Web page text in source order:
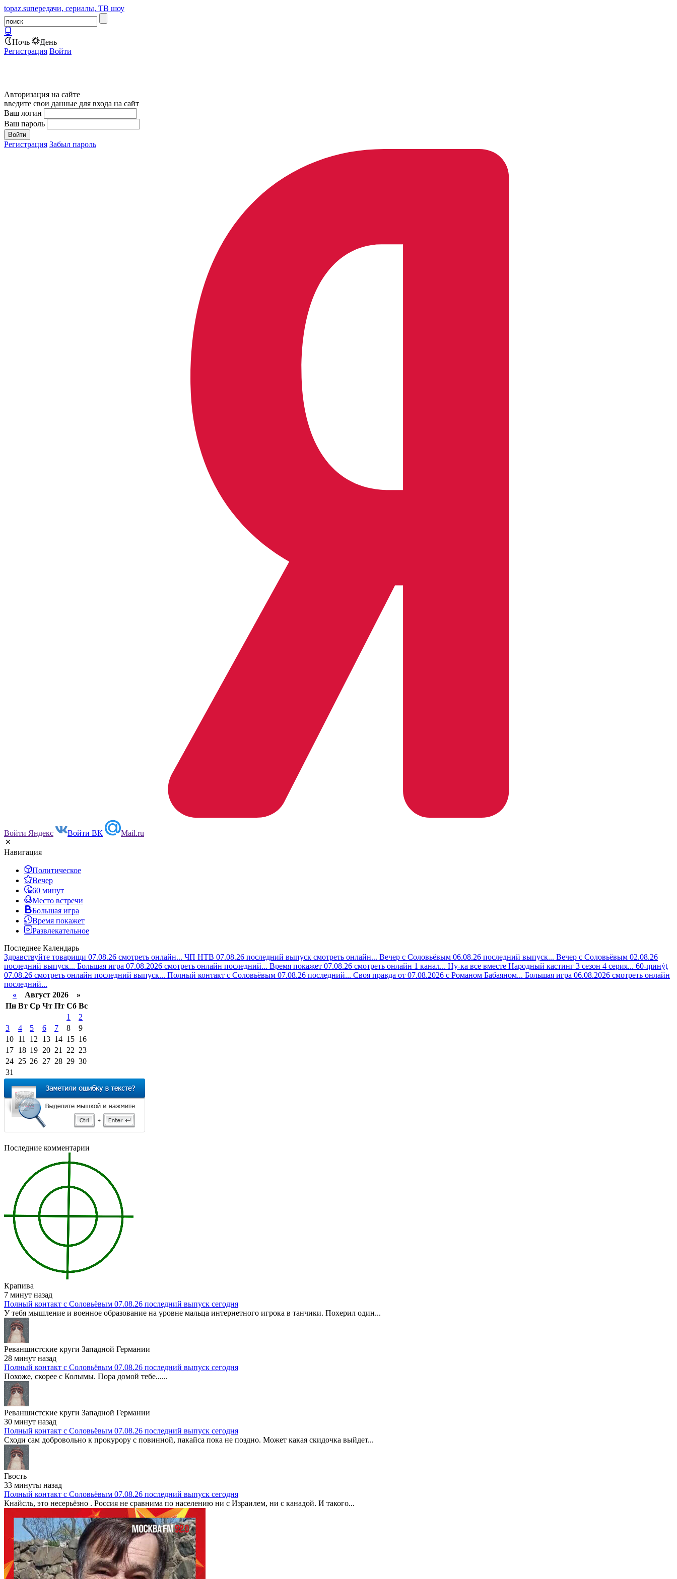
topaz.suпередачи, сериалы, ТВ шоу
Ночь
День
Регистрация Войти
Авторизация на сайте
введите свои данные для входа на сайт
Ваш логин
Ваш пароль
Регистрация Забыл пароль
Войти Яндекс Войти ВК Mail.ru
Навигация
Политическое
Вечер
60 минут
Место встречи
Большая игра
Время покажет
Развлекательное
Последнее Календарь
Здравствуйте товарищи 07.08.26 смотреть онлайн... ЧП НТВ 07.08.26 последний выпуск смотреть онлайн... Вечер с Соловьёвым 06.08.26 последний выпуск... Вечер с Соловьёвым 02.08.26
последний выпуск... Большая игра 07.08.2026 смотреть онлайн последний... Время покажет 07.08.26 смотреть онлайн 1 канал... Ну-ка все вместе Народный кастинг 3 сезон 4 серия... 60-ṃинẏƫ
07.08.26 смотреть онлайн последний выпуск... Полный контакт с Соловьёвым 07.08.26 последний... Своя правда от 07.08.2026 с Романом Бабаяном... Большая игра 06.08.2026 смотреть онлайн
последний...
« Август 2026 »
Пн Вт Ср Чт Пт Сб Вс
1
2
3
4 5 6 7 8
9
10 11 12 13 14 15 16
17 18 19 20 21 22 23
24 25 26 27 28 29 30
31
Последние комментарии
Крапива
7 минут назад
Полный контакт с Соловьёвым 07.08.26 последний выпуск сегодня
У тебя мышление и военное образование на уровне мальца интернетного игрока в танчики. Похерил один...
Реваншистские круги Западной Германии
28 минут назад
Полный контакт с Соловьёвым 07.08.26 последний выпуск сегодня
Похоже, скорее с Колымы. Пора домой тебе......
Реваншистские круги Западной Германии
30 минут назад
Полный контакт с Соловьёвым 07.08.26 последний выпуск сегодня
Сходи сам добровольно к прокурору с повинной, пакайса пока не поздно. Может какая скидочка выйдет...
Гвость
33 минуты назад
Полный контакт с Соловьёвым 07.08.26 последний выпуск сегодня
Кнайсль, это несерьёзно . Россия не сравнима по населению ни с Израилем, ни с канадой. И такого...